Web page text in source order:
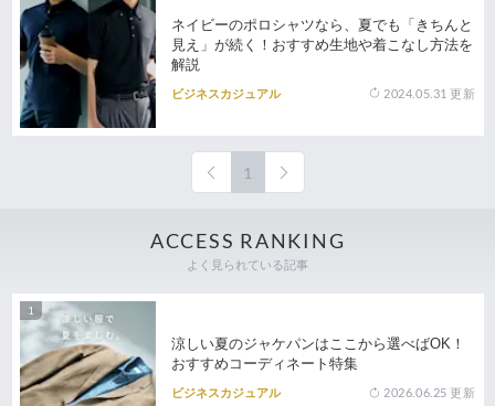
ネイビーのポロシャツなら、夏でも「きちんと
見え」が続く！おすすめ生地や着こなし方法を
解説
ビジネスカジュアル 2024.05.31 更新
1
ACCESS RANKING
よく見られている記事
涼しい夏のジャケパンはここから選べばOK！
おすすめコーディネート特集
ビジネスカジュアル 2026.06.25 更新